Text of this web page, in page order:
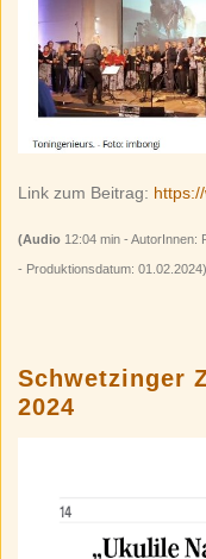
Link zum Beitrag:
(Audio 12:04 min - AutorInnen:
- Produktionsdatum: 01.02.2024)
Schwetzinger
2024